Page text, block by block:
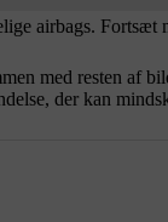
airbags. Fortsæt
med resten af
der kan